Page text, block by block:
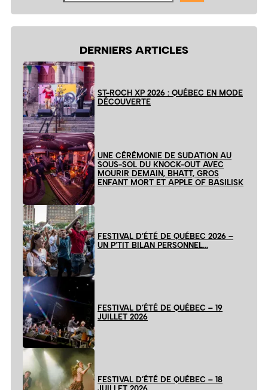
DERNIERS ARTICLES
ST-ROCH XP 2026 : QUÉBEC EN MODE
DÉCOUVERTE
UNE CÉRÉMONIE DE SUDATION AU
SOUS-SOL DU KNOCK-OUT AVEC
MOURIR DEMAIN, BHATT, GROS
ENFANT MORT ET APPLE OF BASILISK
FESTIVAL D’ÉTÉ DE QUÉBEC 2026 –
UN P’TIT BILAN PERSONNEL…
FESTIVAL D’ÉTÉ DE QUÉBEC – 19
JUILLET 2026
FESTIVAL D’ÉTÉ DE QUÉBEC – 18